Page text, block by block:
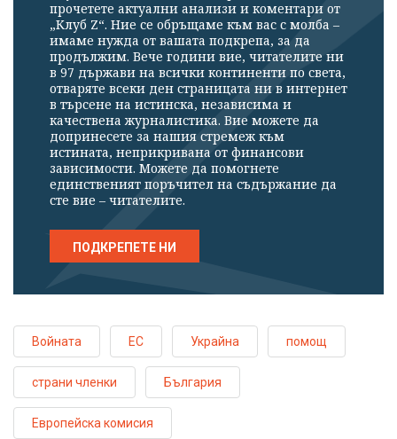
прочетете актуални анализи и коментари от
„Клуб Z“. Ние се обръщаме към вас с молба –
имаме нужда от вашата подкрепа, за да
продължим. Вече години вие, читателите ни
в 97 държави на всички континенти по света,
отваряте всеки ден страницата ни в интернет
в търсене на истинска, независима и
качествена журналистика. Вие можете да
допринесете за нашия стремеж към
истината, неприкривана от финансови
зависимости. Можете да помогнете
единственият поръчител на съдържание да
сте вие – читателите.
ПОДКРЕПЕТЕ НИ
Войната ЕС Украйна помощ
страни членки България
Европейска комисия